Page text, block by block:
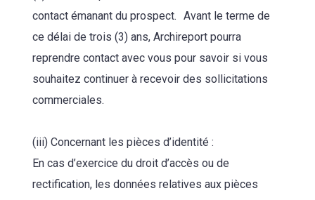
contact émanant du prospect. Avant le terme de
ce délai de trois (3) ans, Archireport pourra
reprendre contact avec vous pour savoir si vous
souhaitez continuer à recevoir des sollicitations
commerciales.
(iii) Concernant les pièces d’identité :
En cas d’exercice du droit d’accès ou de
rectification, les données relatives aux pièces